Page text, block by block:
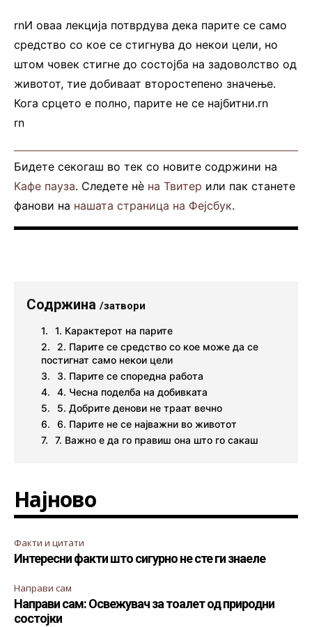
rnИ оваа лекција потврдува дека парите се само
средство со кое се стигнува до некои цели, но
штом човек стигне до состојба на задоволство од
животот, тие добиваат второстепено значење.
Кога срцето е полно, парите не се најбитни.rn
rn
Бидете секогаш во тек со новите содржини на
Кафе пауза. Следете нè на Твитер или пак станете
фанови на нашата страница на Фејсбук.
Содржина /затвори
1. Карактерот на парите
2. Парите се средство со кое може да се
постигнат само некои цели
3. Парите се споредна работа
4. Чесна поделба на добивката
5. Добрите денови не траат вечно
6. Парите не се најважни во животот
7. Важно е да го правиш она што го сакаш
Најново
Факти и цитати
Интересни факти што сигурно не сте ги знаеле
Направи сам
Направи сам: Освежувач за тоалет од природни
состојки